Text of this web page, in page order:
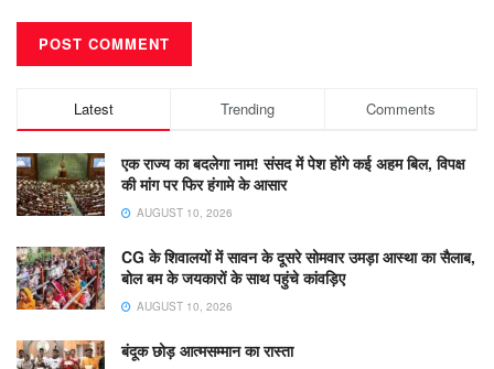
Latest Trending Comments
एक राज्य का बदलेगा नाम! संसद में पेश होंगे कई अहम बिल, विपक्ष
की मांग पर फिर हंगामे के आसार
AUGUST 10, 2026
CG के शिवालयों में सावन के दूसरे सोमवार उमड़ा आस्था का सैलाब,
बोल बम के जयकारों के साथ पहुंचे कांवड़िए
AUGUST 10, 2026
​बंदूक छोड़ आत्मसम्मान का रास्ता